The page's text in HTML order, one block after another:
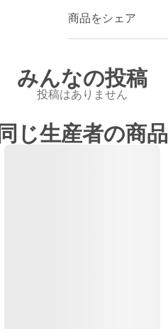
商品をシェア
みんなの投稿
投稿はありません
同じ生産者の商品